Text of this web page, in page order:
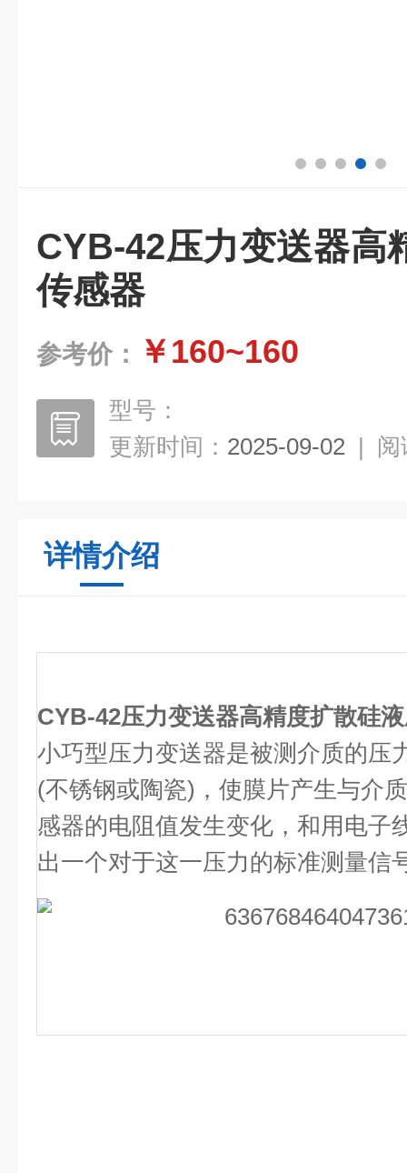
CYB-42压力变送器高
传感器
参考价： ￥160~160
型号：
更新时间： 2025-09-02 | 阅
详情介绍
CYB-42压力变送器高精度扩散硅
小巧型压力变送器是被测介质的压
(不锈钢或陶瓷)，使膜片产生与介
感器的电阻值发生变化，和用电子
出一个对于这一压力的标准测量信